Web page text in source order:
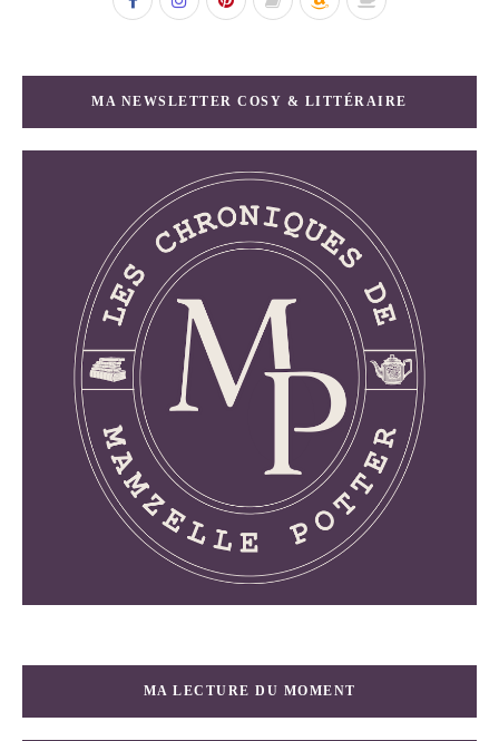
MA NEWSLETTER COSY & LITTÉRAIRE
MA LECTURE DU MOMENT